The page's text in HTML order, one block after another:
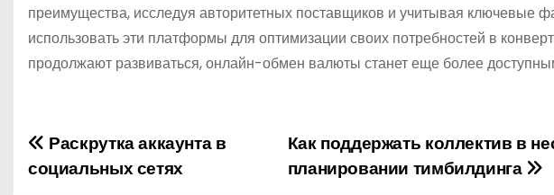
преимущества, исследуя авторитетных поставщиков и учитывая ключевые
использовать эти платформы для оптимизации своих потребностей в
продолжают развиваться, онлайн-обмен валюты станет еще более
Н
Как поддержать коллектив в
планировании тимбилдинга
Раскрутка аккаунта в
социальных сетях